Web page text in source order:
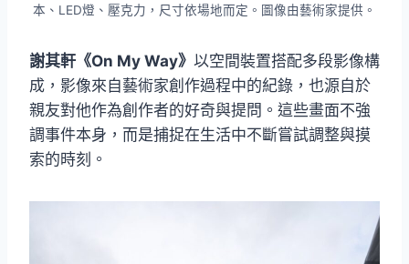
本、LED燈、壓克力，尺寸依場地而定。圖像由藝術家提供。
謝其軒《On My Way》 以空間裝置搭配多段影像構
成，影像來自藝術家創作過程中的紀錄，也源自於
親友對他作為創作者的好奇與提問。這些畫面不強
調事件本身，而是捕捉在生活中不斷嘗試調整與摸
索的時刻。